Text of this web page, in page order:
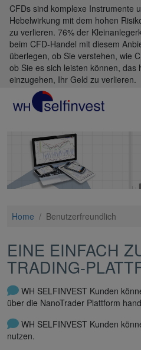
CFDs sind komplexe Instrumente
Hebelwirkung mit dem hohen
zu verlieren. 76% der
beim CFD-Handel mit diesem
überlegen, ob Sie verstehen, wie
ob Sie es sich leisten können, das
einzugehen, Ihr Geld zu verlieren.
Home / Benutzerfreundlich
EINE EINFACH
TRADING-
WH SELFINVEST Kunden
über die NanoTrader Plattform
WH SELFINVEST Kunden
nutzen.